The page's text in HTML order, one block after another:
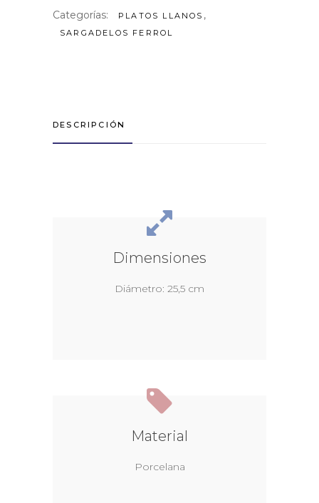
Categorías: PLATOS LLANOS ,
SARGADELOS FERROL
DESCRIPCIÓN
Dimensiones
Diámetro: 25,5 cm
Material
Porcelana